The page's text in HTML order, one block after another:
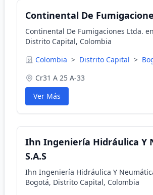
Continental De
Continental De Fumigaciones Ltda.
Distrito Capital, Colombia
Colombia > Distrito Capital >
Cr31 A 25 A-33
Ver Más
Ihn Ingeniería Hidráulica Y
S.A.S
Ihn Ingeniería Hidráulica Y
Bogotá, Distrito Capital, Colombia